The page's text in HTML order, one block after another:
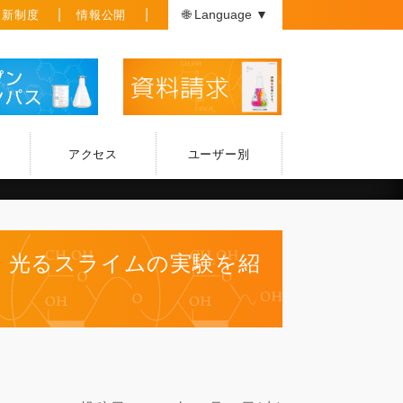
制度 情報公開 🌐 Language ▼
アクセス ユーザー別
るスライムの実験を紹